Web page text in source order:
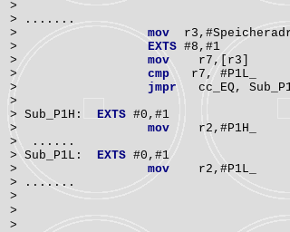
>
> .......
> mov
> EXTS #8,#1
> mov
> cmp r7, #P1L_
> jmpr cc_EQ,
>
> Sub_P1H: EXTS #0,#1
> mov
> ......
> Sub_P1L: EXTS #0,#1
> mov
> .......
>
>
>